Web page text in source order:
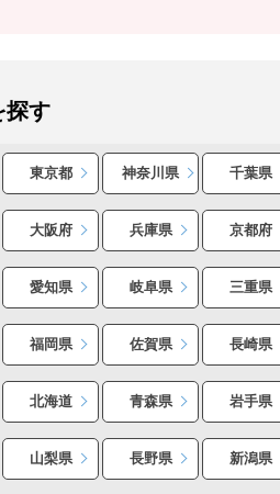
探す
東京都 神奈川県 千葉県
大阪府 兵庫県 京都府
愛知県 岐阜県 三重県
福岡県 佐賀県 長崎県
北海道 青森県 岩手県
山梨県 長野県 新潟県